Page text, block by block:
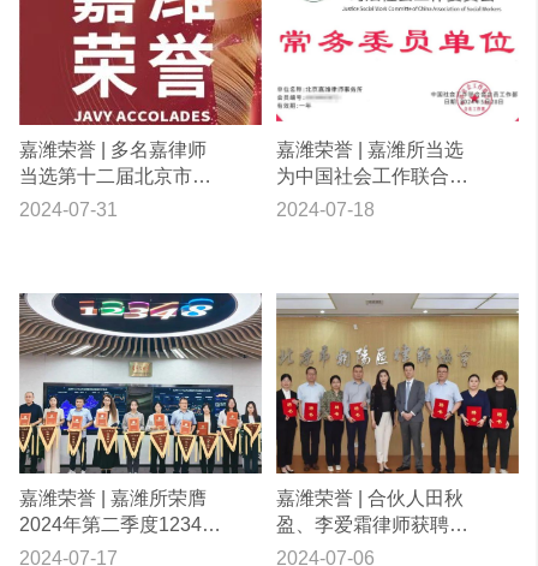
嘉潍荣誉 | 多名嘉律师
当选第十二届北京市律
师协会专业委员会副主
2024-07-31
嘉潍荣誉 | 嘉潍所当选
为中国社会工作联合会
司法社会工作委员会常
2024-07-18
嘉潍荣誉 | 嘉潍所荣膺
2024年第二季度12348
热线平台优秀坐席
2024-07-17
嘉潍荣誉 | 合伙人田秋
盈、李爱霜律师获聘为
北京市朝阳区劳动法普
2024-07-06